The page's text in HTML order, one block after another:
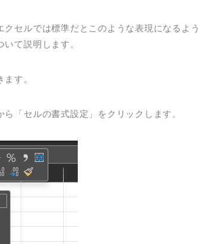
クセルでは標準だと このような表現になるよう
て説明します。
す。
「セルの書式設定」をクリックします。